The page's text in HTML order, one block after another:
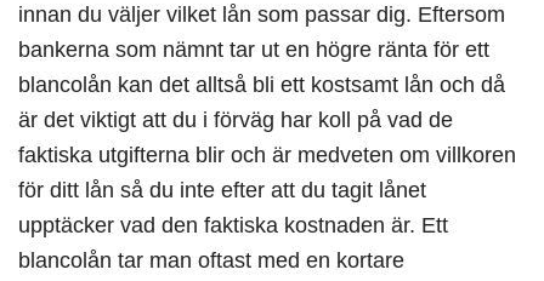
innan du väljer vilket lån som passar dig. Eftersom
bankerna som nämnt tar ut en högre ränta för ett
blancolån kan det alltså bli ett kostsamt lån och då
är det viktigt att du i förväg har koll på vad de
faktiska utgifterna blir och är medveten om villkoren
för ditt lån så du inte efter att du tagit lånet
upptäcker vad den faktiska kostnaden är. Ett
blancolån tar man oftast med en kortare